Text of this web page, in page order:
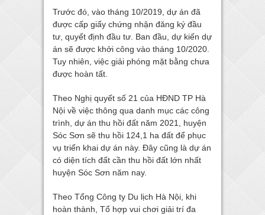
Trước đó, vào tháng 10/2019, dự án đã
được cấp giấy chứng nhận đăng ký đầu
tư, quyết định đầu tư. Ban đầu, dự kiến dự
án sẽ được khởi công vào tháng 10/2020.
Tuy nhiên, việc giải phóng mặt bằng chưa
được hoàn tất.
Theo Nghị quyết số 21 của HĐND TP Hà
Nội về việc thông qua danh mục các công
trình, dự án thu hồi đất năm 2021, huyện
Sóc Sơn sẽ thu hồi 124,1 ha đất để phục
vụ triển khai dự án này. Đây cũng là dự án
có diện tích đất cần thu hồi đất lớn nhất
huyện Sóc Sơn năm nay.
Theo Tổng Công ty Du lịch Hà Nội, khi
hoàn thành, Tổ hợp vui chơi giải trí đa